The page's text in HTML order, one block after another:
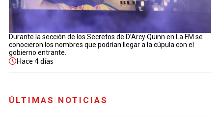
Durante la sección de los Secretos de D’Arcy Quinn en La FM se
conocieron los nombres que podrían llegar a la cúpula con el
gobierno entrante.
Hace4 días
ÚLTIMAS NOTICIAS